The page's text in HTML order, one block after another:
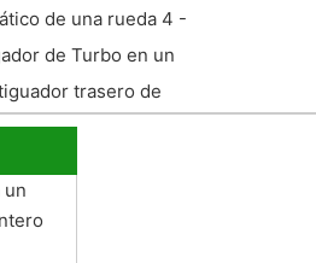
de una rueda 4 -
de Turbo en un
trasero de
un